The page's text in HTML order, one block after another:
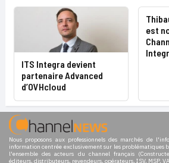
ITS Integra devient
partenaire Advanced
d’OVHcloud
est
Nous proposons aux professionnels des marchés de
information centrée exclusivement sur les problématiques
l'ensemble des acteurs du channel français
éditeurs, distributeurs, revendeurs, opérateurs, ISV, MSP,